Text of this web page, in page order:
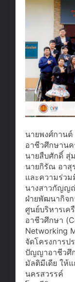
นายพงศ์กานต์
อาชีวศึกษาน
นายสืบศักดิ์ สุ่
นายกิรัณ อาสุ
และความร่วม
นางสาวกัญญ
ฝ่ายพัฒนากิจ
ศูนย์บริหารเ
อาชีวศึกษา
Networking
จัดโครงการป
ปัญญาอาชีวศึ
มัลติมีเดีย ให้
นครสวรรค์